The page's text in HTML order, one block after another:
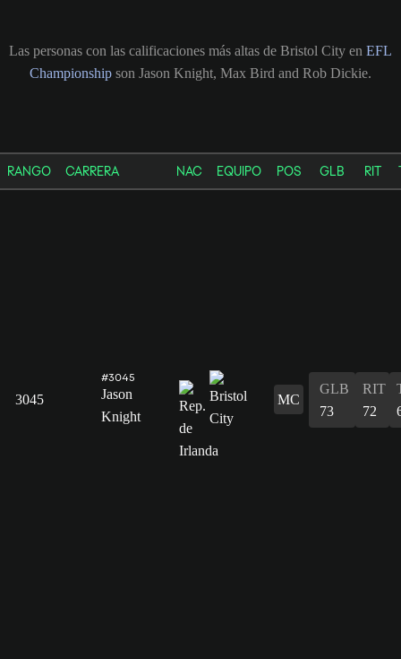
Las personas con las calificaciones más altas de Bristol City en EFL
Championship son Jason Knight, Max Bird and Rob Dickie.
RANGO CARRERA NAC EQUIPO POS GLB RIT
3045
#3045
Jason
Knight
MC
GLB
73
RIT
72